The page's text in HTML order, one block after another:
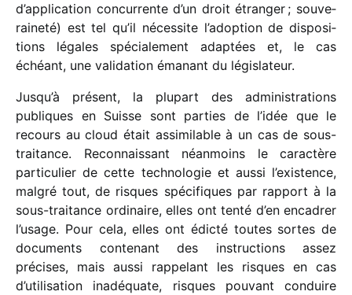
d’application concur­rente d’un droit étran­ger ; souve­
rai­neté) est tel qu’il néces­site l’adoption de dispo­si­
tions légales spécia­le­ment adap­tées et, le cas
échéant, une vali­da­tion émanant du législateur.
Jusqu’à présent, la plupart des admi­nis­tra­tions
publiques en Suisse sont parties de l’idée que le
recours au cloud était assi­mi­lable à un cas de sous-
trai­tance. Reconnaissant néan­moins le carac­tère
parti­cu­lier de cette tech­no­lo­gie et aussi l’existence,
malgré tout, de risques spéci­fiques par rapport à la
sous-trai­tance ordi­naire, elles ont tenté d’en enca­drer
l’usage. Pour cela, elles ont édicté toutes sortes de
docu­ments conte­nant des instruc­tions assez
précises, mais aussi rappe­lant les risques en cas
d’utilisation inadé­quate, risques pouvant conduire